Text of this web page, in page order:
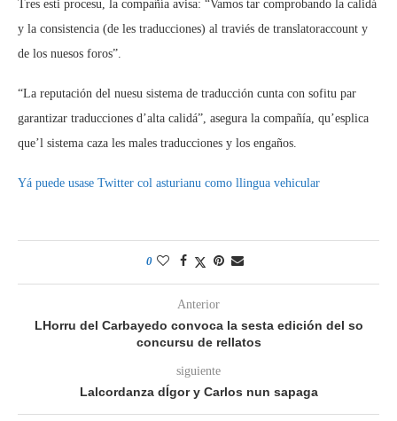
Tres esti procesu, la compañía avisa: “Vamos tar comprobando la calidá
y la consistencia (de les traducciones) al traviés de translatoraccount y
de los nuesos foros”.
“La reputación del nuesu sistema de traducción cunta con sofitu par
garantizar traducciones d’alta calidá”, asegura la compañía, qu’esplica
que’l sistema caza les males traducciones y los engaños.
Yá puede usase Twitter col asturianu como llingua vehicular
0
Anterior
LHorru del Carbayedo convoca la sesta edición del so
concursu de rellatos
siguiente
Lalcordanza dÍgor y Carlos nun sapaga